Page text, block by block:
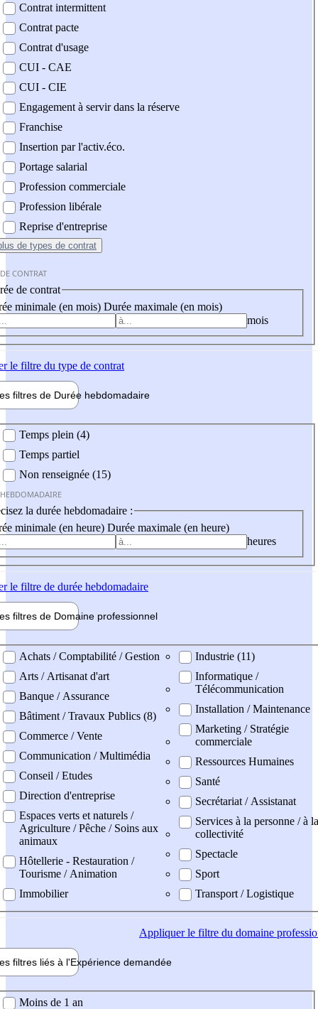
Contrat intermittent
Contrat pacte
Contrat d'usage
CUI - CAE
CUI - CIE
Engagement à servir dans la réserve
Franchise
Insertion par l'activ.éco.
Portage salarial
Profession commerciale
Profession libérale
Reprise d'entreprise
de types de contrat
CONTRAT
de contrat
minimale (en mois) Durée maximale (en mois)
mois
le filtre du type de contrat
filtres de Durée hebdomadaire
Temps plein (4)
Temps partiel
Non renseignée (15)
la durée hebdomadaire :
minimale (en heure) Durée maximale (en heure)
heures
le filtre de durée hebdomadaire
filtres de Domaine professionnel
professionel
Achats / Comptabilité / Gestion
Arts / Artisanat d'art
Banque / Assurance
Bâtiment / Travaux Publics (8)
Commerce / Vente
Communication / Multimédia
Conseil / Etudes
Direction d'entreprise
Espaces verts et naturels /
Agriculture / Pêche / Soins aux
animaux
Hôtellerie - Restauration /
Tourisme / Animation
Immobilier
Industrie (11)
Informatique /
Télécommunication
Installation / Maintenance
Marketing / Stratégie
commerciale
Ressources Humaines
Santé
Secrétariat / Assistanat
Services à la personne / à la
collectivité
Spectacle
Sport
Transport / Logistique
Appliquerle filtre du domaine
filtres liés à l'Expérience demandée
demandée
Moins de 1 an